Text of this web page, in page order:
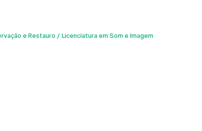
e Restauro Licenciatura em Som e Imagem